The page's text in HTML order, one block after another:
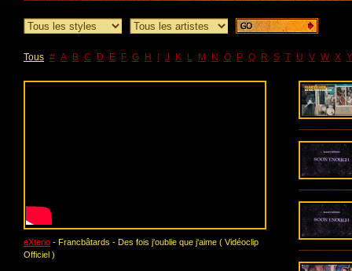
Tous # A B C D E F G H J K L M N O P Q R S T U V W X Y
eXterio - Francbâtards - Des fois j'oublie que j'aime ( Vidéoclip
Officiel )